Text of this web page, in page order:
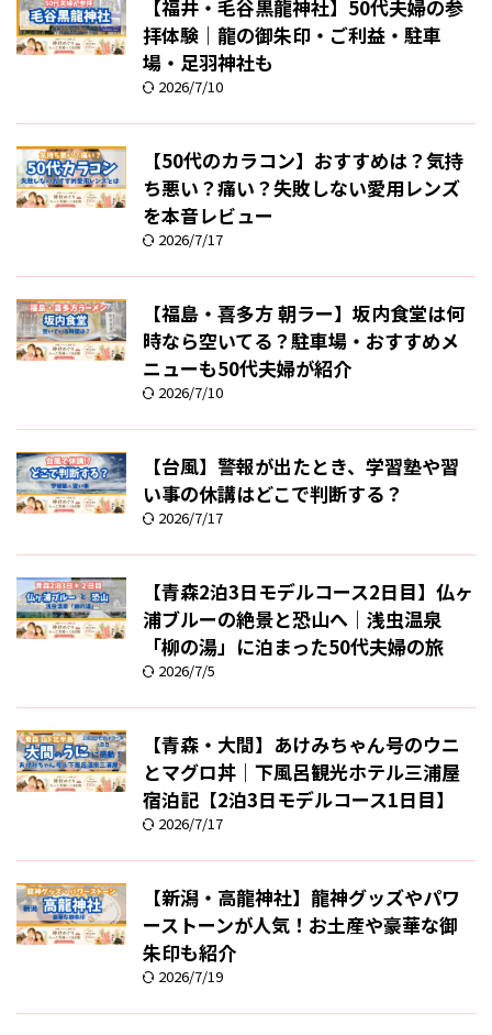
【福井・毛谷黒龍神社】50代夫婦の参
拝体験｜龍の御朱印・ご利益・駐車
場・足羽神社も
2026/7/10
【50代のカラコン】おすすめは？気持
ち悪い？痛い？失敗しない愛用レンズ
を本音レビュー
2026/7/17
【福島・喜多方 朝ラー】坂内食堂は何
時なら空いてる？駐車場・おすすめメ
ニューも50代夫婦が紹介
2026/7/10
【台風】警報が出たとき、学習塾や習
い事の休講はどこで判断する？
2026/7/17
【青森2泊3日モデルコース2日目】仏ヶ
浦ブルーの絶景と恐山へ｜浅虫温泉
「柳の湯」に泊まった50代夫婦の旅
2026/7/5
【青森・大間】あけみちゃん号のウニ
とマグロ丼｜下風呂観光ホテル三浦屋
宿泊記【2泊3日モデルコース1日目】
2026/7/17
【新潟・高龍神社】龍神グッズやパワ
ーストーンが人気！お土産や豪華な御
朱印も紹介
2026/7/19